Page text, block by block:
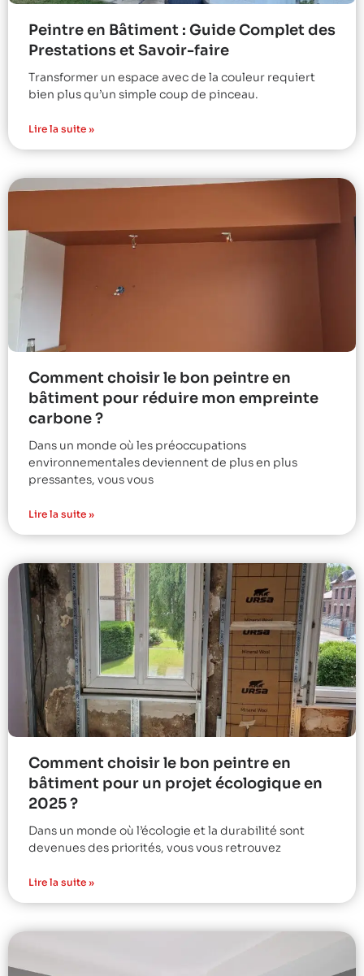
Peintre en Bâtiment : Guide Complet des
Prestations et Savoir-faire
Transformer un espace avec de la couleur requiert
bien plus qu’un simple coup de pinceau.
Lire la suite »
Comment choisir le bon peintre en
bâtiment pour réduire mon empreinte
carbone ?
Dans un monde où les préoccupations
environnementales deviennent de plus en plus
pressantes, vous vous
Lire la suite »
Comment choisir le bon peintre en
bâtiment pour un projet écologique en
2025 ?
Dans un monde où l’écologie et la durabilité sont
devenues des priorités, vous vous retrouvez
Lire la suite »